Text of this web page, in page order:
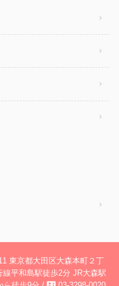
東京都大田区大森本町２丁
平和島駅徒歩2分 JR大森駅